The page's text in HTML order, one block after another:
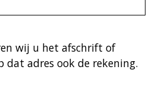
wij u het afschrift of
adres ook de rekening.